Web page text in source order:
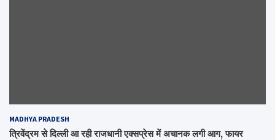
MADHYA PRADESH
त्रिवेंद्रम से दिल्ली आ रही राजधानी एक्सप्रेस में अचानक लगी आग, फायर